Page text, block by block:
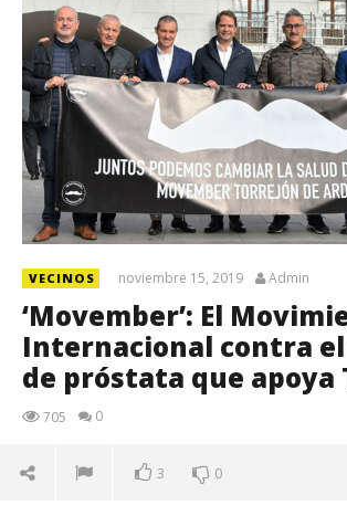
VECINOS noviembre 15, 2019 Admin
‘Movember’: El
Internacional contra
de próstata que apoya
705 0
3 0